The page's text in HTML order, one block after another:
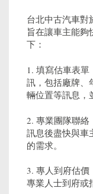
台北中古汽車對
旨在讓車主能夠
下：
1. 填寫估車表
訊，包括廠牌、
輛位置等訊息，
2. 專業團隊聯絡
訊息後盡快與車
的需求。
3. 專人到府估
專業人士到府或